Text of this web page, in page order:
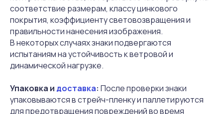
соответствие размерам, классу цинкового
покрытия, коэффициенту световозвращения и
правильности нанесения изображения.
В некоторых случаях знаки подвергаются
испытаниям на устойчивость к ветровой и
динамической нагрузке.
Упаковка и доставка: После проверки знаки
упаковываются в стрейч-пленку и паллетируются
для предотвращения повреждений во время